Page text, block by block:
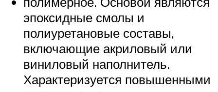
эпоксидные смолы и
полиуретановые составы,
включающие акриловый или
виниловый наполнитель.
Характеризуется повышенными